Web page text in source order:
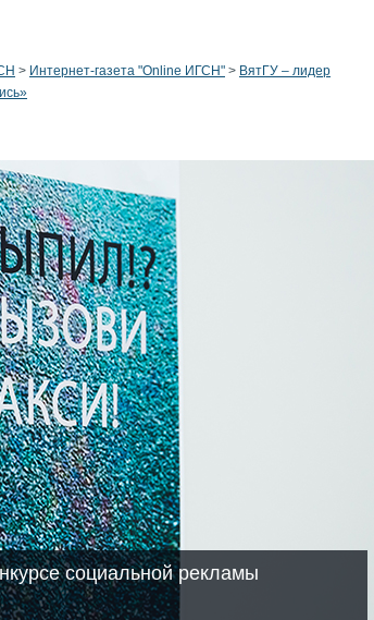
> Интернет-газета "Online ИГСН" > ВятГУ – лидер
социальной рекламы